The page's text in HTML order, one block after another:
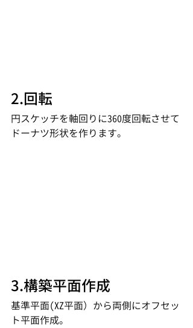
2.回転
円スケッチを軸回りに360度回転させて
ドーナツ形状を作ります。
3.構築平面作成
基準平面(XZ平面）から両側にオフセッ
ト平面作成。